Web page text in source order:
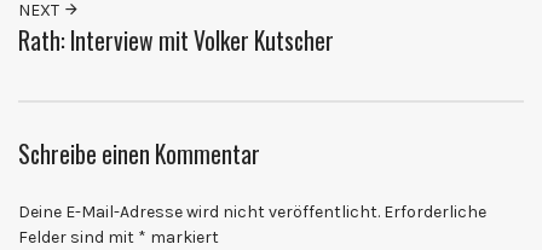
NEXT
Rath: Interview mit Volker Kutscher
Schreibe einen Kommentar
Deine E-Mail-Adresse wird nicht veröffentlicht. Erforderliche
Felder sind mit * markiert